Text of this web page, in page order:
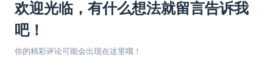
欢迎光临，有什么想法就留言告诉我
吧！
你的精彩评论可能会出现在这里哦！